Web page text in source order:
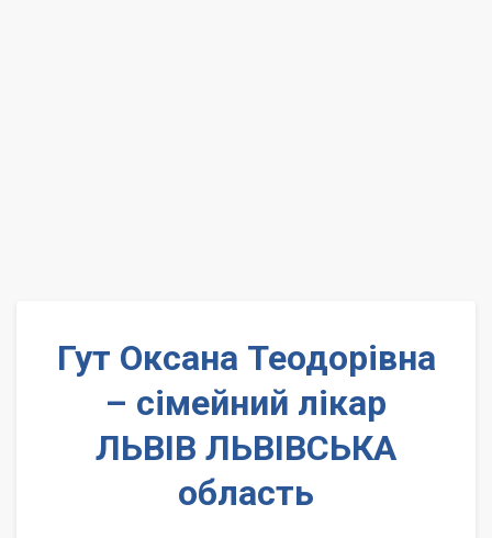
Гут Оксана Теодорівна
– сімейний лікар
ЛЬВІВ ЛЬВІВСЬКА
область